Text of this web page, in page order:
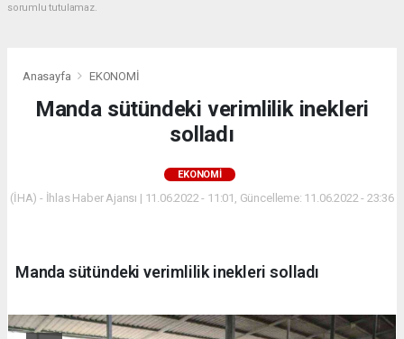
sorumlu tutulamaz.
Anasayfa EKONOMİ
Manda sütündeki verimlilik inekleri
solladı
EKONOMİ
(İHA) - İhlas Haber Ajansı | 11.06.2022 - 11:01, Güncelleme: 11.06.2022 - 23:36
Manda sütündeki verimlilik inekleri solladı